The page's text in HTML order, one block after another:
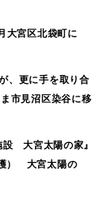
大宮区北袋町に
、更に手を取り合
市見沼区染谷に移
大宮太陽の家』
） 大宮太陽の